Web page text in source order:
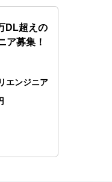
DL超えの
ア募集！
エンジニア